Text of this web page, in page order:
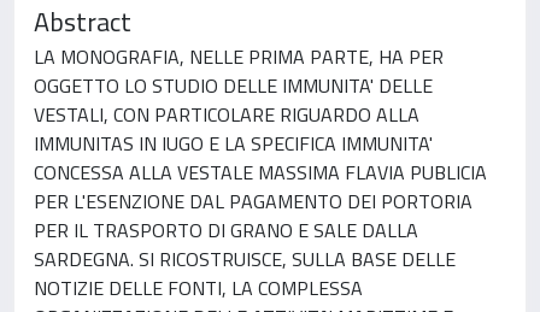
Abstract
LA MONOGRAFIA, NELLE PRIMA PARTE, HA PER
OGGETTO LO STUDIO DELLE IMMUNITA' DELLE
VESTALI, CON PARTICOLARE RIGUARDO ALLA
IMMUNITAS IN IUGO E LA SPECIFICA IMMUNITA'
CONCESSA ALLA VESTALE MASSIMA FLAVIA PUBLICIA
PER L'ESENZIONE DAL PAGAMENTO DEI PORTORIA
PER IL TRASPORTO DI GRANO E SALE DALLA
SARDEGNA. SI RICOSTRUISCE, SULLA BASE DELLE
NOTIZIE DELLE FONTI, LA COMPLESSA